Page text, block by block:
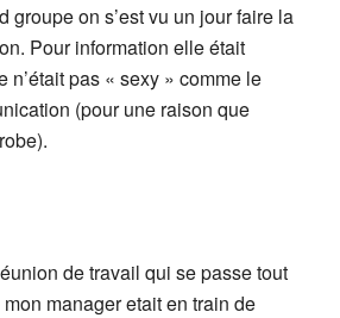
on s’est vu un jour faire la
Pour information elle était
pas « sexy » comme le
(pour une raison que
de travail qui se passe tout
manager etait en train de